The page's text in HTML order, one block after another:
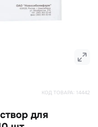
КОД ТОВАРА: 14442
для